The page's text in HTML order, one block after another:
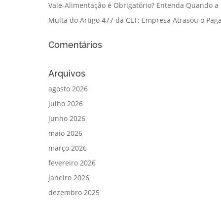
Vale-Alimentação é Obrigatório? Entenda Quando
Multa do Artigo 477 da CLT: Empresa Atrasou o
Comentários
Arquivos
agosto 2026
julho 2026
junho 2026
maio 2026
março 2026
fevereiro 2026
janeiro 2026
dezembro 2025